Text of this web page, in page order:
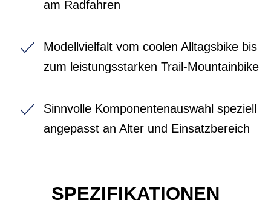
am Radfahren
Modellvielfalt vom coolen Alltagsbike bis
zum leistungsstarken Trail-Mountainbike
Sinnvolle Komponentenauswahl speziell
angepasst an Alter und Einsatzbereich
SPEZIFIKATIONEN